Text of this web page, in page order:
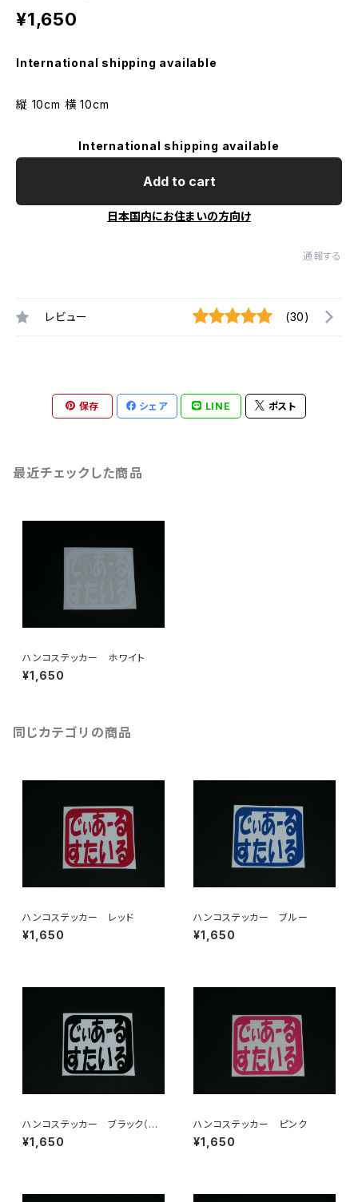
¥1,650
International shipping available
縦 10cm 横 10cm
International shipping available
Add to cart
日本国内にお住まいの方向け
通報する
レビュー (30)
保存 シェア LINE ポスト
最近チェックした商品
ハンコステッカー ホワイト
¥1,650
同じカテゴリの商品
ハンコステッカー レッド
¥1,650
ハンコステッカー ブルー
¥1,650
ハンコステッカー ブラック（艶
あり・艶なし）
¥1,650
ハンコステッカー ピンク
¥1,650